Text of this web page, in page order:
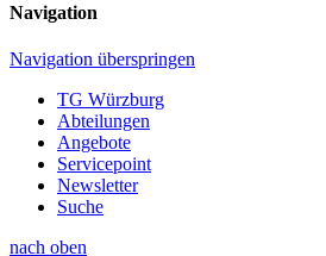
Navigation
Navigation überspringen
TG Würzburg
Abteilungen
Angebote
Servicepoint
Newsletter
Suche
nach oben